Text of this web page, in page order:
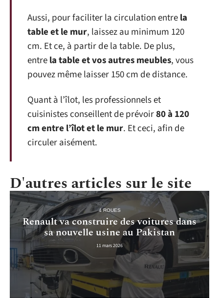
Aussi, pour faciliter la circulation entrela
table et le mur, laissez au minimum 120
cm. Et ce, à partir de la table. De plus,
entrela table et vos autres meubles, vous
pouvez même laisser 150 cm de distance.
Quant à l’îlot, les professionnels et
cuisinistes conseillent de prévoir80 à 120
cm entre l’îlot et le mur. Et ceci, afin de
circuler aisément.
D'autres articles sur le site
4 ROUES
Renault va construire des voitures dans
sa nouvelle usine au Pakistan
11 mars 2026